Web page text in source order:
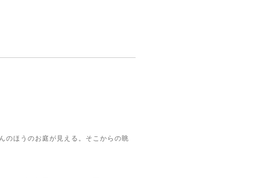
のほうのお庭が見える。そこからの眺